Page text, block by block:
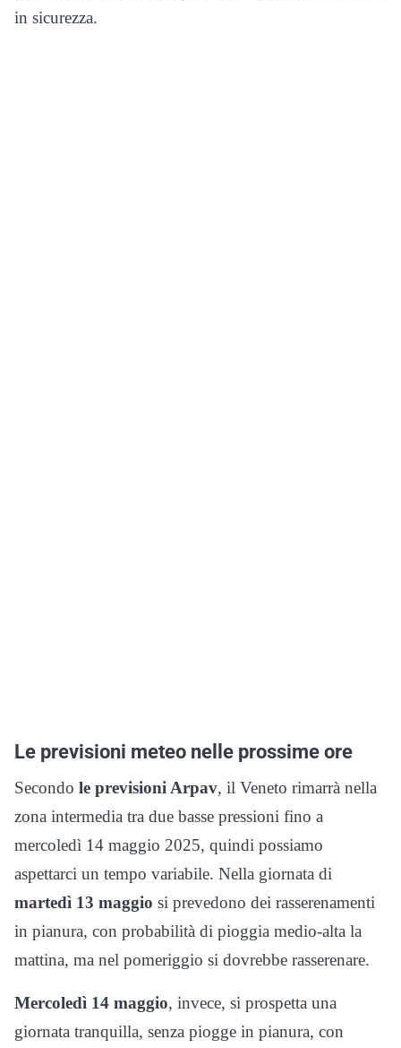
in sicurezza.
Le previsioni meteo nelle prossime ore
Secondo le previsioni Arpav, il Veneto rimarrà nella
zona intermedia tra due basse pressioni fino a
mercoledì 14 maggio 2025, quindi possiamo
aspettarci un tempo variabile. Nella giornata di
martedì 13 maggio si prevedono dei rasserenamenti
in pianura, con probabilità di pioggia medio-alta la
mattina, ma nel pomeriggio si dovrebbe rasserenare.
Mercoledì 14 maggio, invece, si prospetta una
giornata tranquilla, senza piogge in pianura, con